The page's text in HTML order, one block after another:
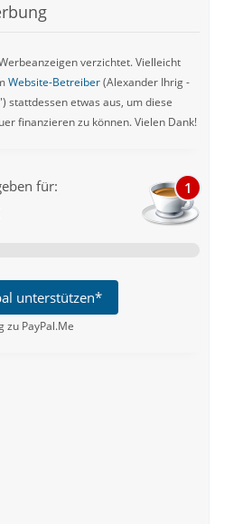
verzichtet. Vielleicht
Website-Betreiber(Alexander Ihrig -
stattdessen etwas aus, um diese
finanzieren zu können. Vielen Dank!
für: 1
unterstützen*
PayPal.Me